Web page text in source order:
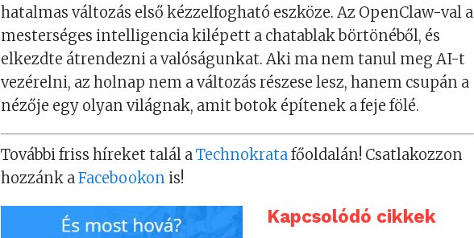
hatalmas változás első kézzelfogható eszköze. Az OpenClaw-val a
mesterséges intelligencia kilépett a chatablak börtönéből, és
elkezdte átrendezni a valóságunkat. Aki ma nem tanul meg AI-t
vezérelni, az holnap nem a változás részese lesz, hanem csupán a
nézője egy olyan világnak, amit botok építenek a feje fölé.
További friss híreket talál aTechnokratafőoldalán! Csatlakozzon
hozzánk aFacebookon is!
Kapcsolódó cikkek